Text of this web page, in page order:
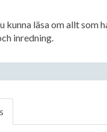
kunna läsa om allt som
inredning.